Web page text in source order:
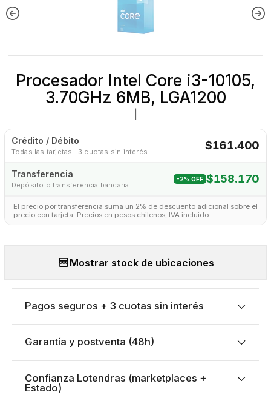
Procesador Intel Core i3-10105,
3.70GHz 6MB, LGA1200
Crédito / Débito
Todas las tarjetas · 3 cuotas sin interés $161.400
Transferencia
Depósito o transferencia bancaria
-2% OFF $158.170
El precio por transferencia suma un 2% de descuento adicional sobre el
precio con tarjeta. Precios en pesos chilenos, IVA incluido.
Mostrar stock de ubicaciones
Pagos seguros + 3 cuotas sin interés
Garantía y postventa (48h)
Confianza Lotendras (marketplaces +
Estado)